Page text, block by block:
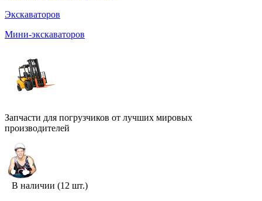
Экскаваторов
Мини-экскаваторов
Запчасти для погрузчиков от лучших мировых
производителей
В наличии (12 шт.)